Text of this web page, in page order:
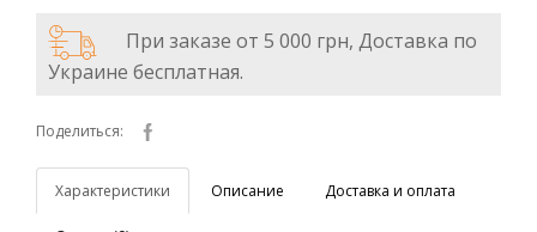
При заказе от 5 000 грн, Доставка по
Украине бесплатная.
Поделиться:
Характеристики Описание Доставка и оплата